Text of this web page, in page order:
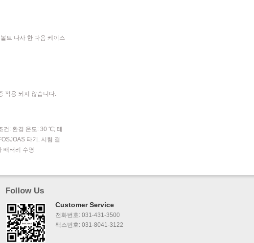
트 나사 한 다음 케이스
적용 되지 않습니다.
건: 환경 온도: 30 ℃; 테
타기. 시험 결
배터리 수명
Follow Us
Customer Service
전화번호: 031-431-3500
팩스번호: 031-8041-3122